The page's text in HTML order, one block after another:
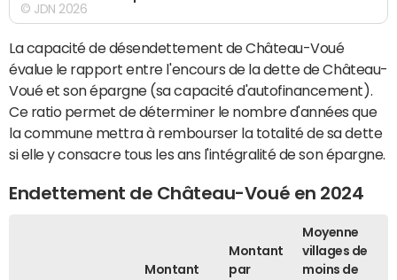
© JDN 2026
La capacité de désendettement de Château-Voué
évalue le rapport entre l'encours de la dette de Château-
Voué et son épargne (sa capacité d'autofinancement).
Ce ratio permet de déterminer le nombre d'années que
la commune mettra à rembourser la totalité de sa dette
si elle y consacre tous les ans l'intégralité de son épargne.
Endettement de Château-Voué en 2024
Montant
Montant
par
Moyenne
villages de
moins de